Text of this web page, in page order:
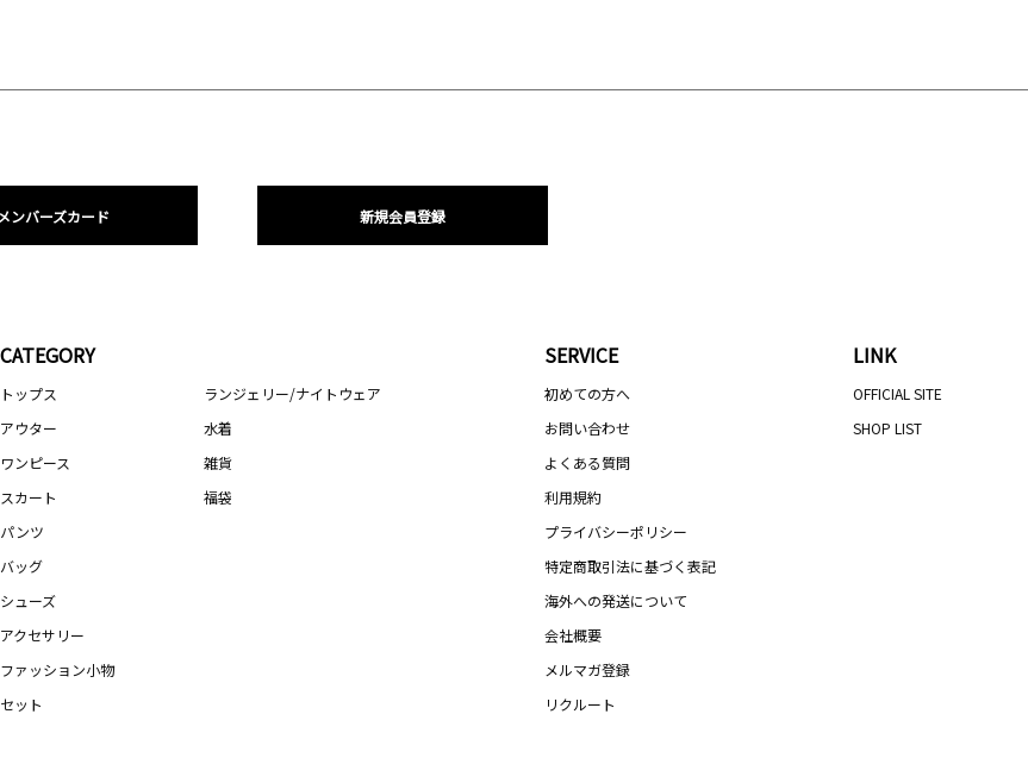
メンバーズカード 新規会員登録
CATEGORY
トップス
アウター
ワンピース
スカート
パンツ
バッグ
シューズ
アクセサリー
ファッション小物
セット
ランジェリー/ナイトウェア
水着
雑貨
福袋
SERVICE
初めての方へ
お問い合わせ
よくある質問
利用規約
プライバシーポリシー
特定商取引法に基づく表記
海外への発送について
会社概要
メルマガ登録
リクルート
LINK
OFFICIAL SITE
SHOP LIST